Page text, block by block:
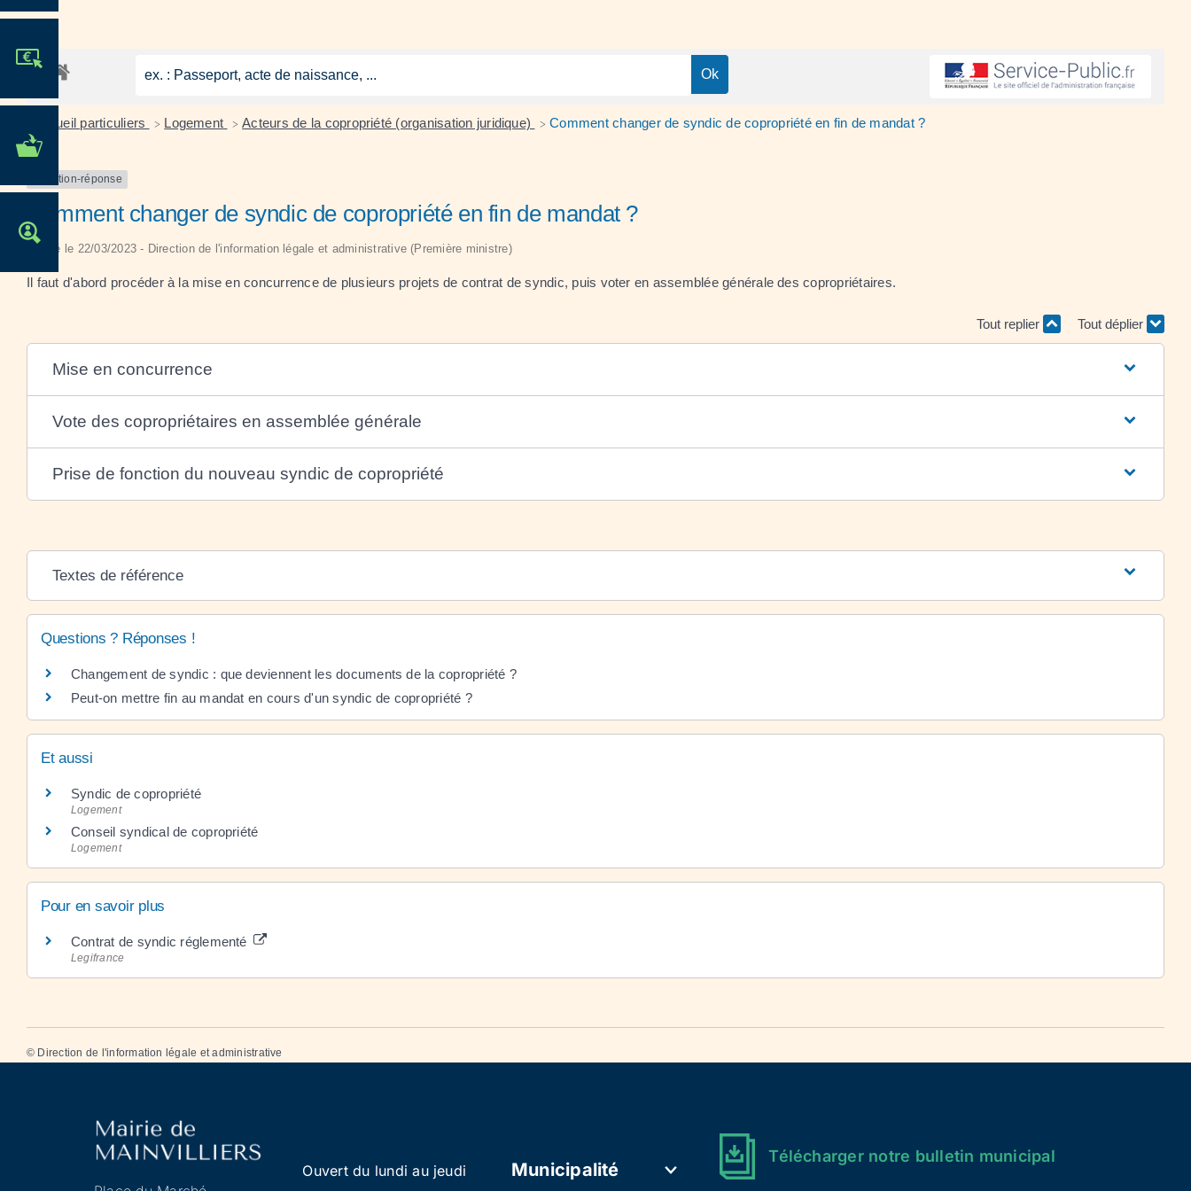
MES DÉMARCHES
OFFRES D'EMPLOI
Accueil particuliers > Logement > Acteurs de la copropriété (organisation juridique) > Comment changer de syndic de copropriété en fin de mandat ?
Question-réponse
Comment changer de syndic de copropriété en fin de mandat ?
Vérifié le 22/03/2023 - Direction de l'information légale et administrative (Première ministre)
Il faut d'abord procéder à la mise en concurrence de plusieurs projets de contrat de syndic, puis voter en assemblée générale des copropriétaires.
Tout replier Tout déplier
Mise en concurrence
Vote des copropriétaires en assemblée générale
Prise de fonction du nouveau syndic de copropriété
Textes de référence
Questions ? Réponses !
Changement de syndic : que deviennent les documents de la copropriété ?
Peut-on mettre fin au mandat en cours d'un syndic de copropriété ?
Et aussi
Syndic de copropriété
Logement
Conseil syndical de copropriété
Logement
Pour en savoir plus
Contrat de syndic réglementé
Legifrance
© Direction de l'information légale et administrative
Ouvert du lundi au jeudi
Municipalité
Télécharger notre bulletin municipal